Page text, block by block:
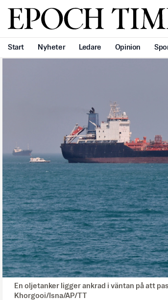
Svenska Epoch Times
Start Nyheter Ledare Opinion
En oljetanker ligger ankrad i väntan på att
Khorgooi/Isna/AP/TT